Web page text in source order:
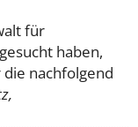
für
haben,
nachfolgend